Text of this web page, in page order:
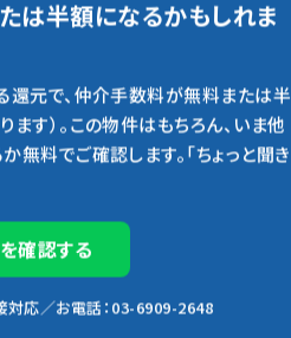
は半額になるかもしれま
還元で、仲介手数料が無料または半
す）。この物件はもちろん、いま他
料でご確認します。「ちょっと聞き
確認する
対応／お電話：03-6909-2648